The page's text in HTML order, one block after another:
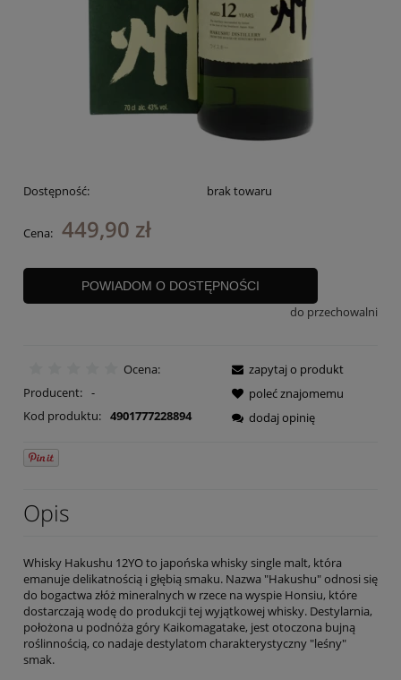
Dostępność: brak towaru
Cena: 449,90 zł
POWIADOM O DOSTĘPNOŚCI
do przechowalni
Ocena:
Producent: -
Kod produktu: 4901777228894
zapytaj o produkt
poleć znajomemu
dodaj opinię
Opis
Whisky Hakushu 12YO to japońska whisky single malt, która
emanuje delikatnością i głębią smaku. Nazwa "Hakushu" odnosi się
do bogactwa złóż mineralnych w rzece na wyspie Honsiu, które
dostarczają wodę do produkcji tej wyjątkowej whisky. Destylarnia,
położona u podnóża góry Kaikomagatake, jest otoczona bujną
roślinnością, co nadaje destylatom charakterystyczny "leśny"
smak.